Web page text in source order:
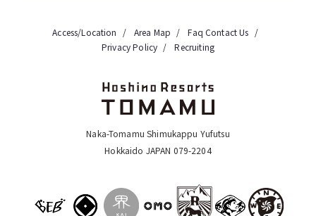
Access/Location Area Map Faq Contact Us
Privacy Policy
Recruiting
Naka-Tomamu Shimukappu Yufutsu
Hokkaido JAPAN 079-2204